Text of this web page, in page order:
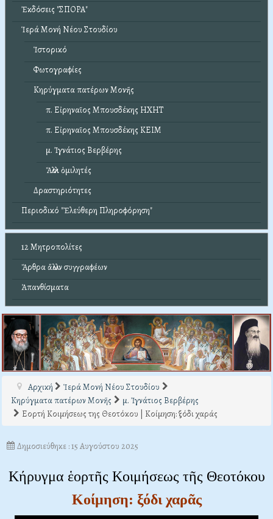
Ἐκδόσεις "ΣΠΟΡΑ"
Ἱερά Μονή Νέου Στουδίου
Ἱστορικό
Φωτογραφίες
Κηρύγματα πατέρων Μονῆς
π. Εἰρηναῖος Μπουσδέκης ΗΧΗΤ
π. Εἰρηναῖος Μπουσδέκης ΚΕΙΜ
μ. Ἰγνάτιος Βερβέρης
Ἄλλοι ὁμιλητές
Δραστηριότητες
Περιοδικό "Ἐλεύθερη Πληροφόρηση"
12 Μητροπολίτες
Ἄρθρα ἄλλων συγγραφέων
Ἀπανθίσματα
Αρχική
Ἱερά Μονή Νέου Στουδίου
Κηρύγματα πατέρων Μονῆς
μ. Ἰγνάτιος Βερβέρης
Εορτή Κοιμήσεως της Θεοτόκου | Κοίμηση: ξόδι χαράς
Δημοσιεύθηκε : 15 Αυγούστου 2025
Κήρυγμα ἑορτῆς Κοιμήσεως τῆς Θεοτόκου
Κοίμηση: ξόδι χαρᾶς